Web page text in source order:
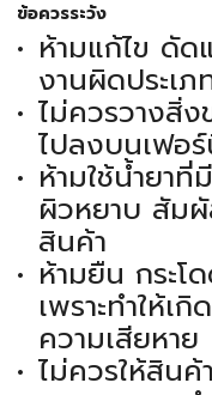
ข้อควรระวัง
ห้ามแก้ไข ดัด
งานผิดประเภ
ไม่ควรวางสิ่
ไปลงบนเฟอร์
ห้ามใช้น้ำยา
ผิวหยาบ สัมผั
สินค้า
ห้ามยืน กระโ
เพราะทำให้เ
ความเสียหาย
ไม่ควรให้สิน